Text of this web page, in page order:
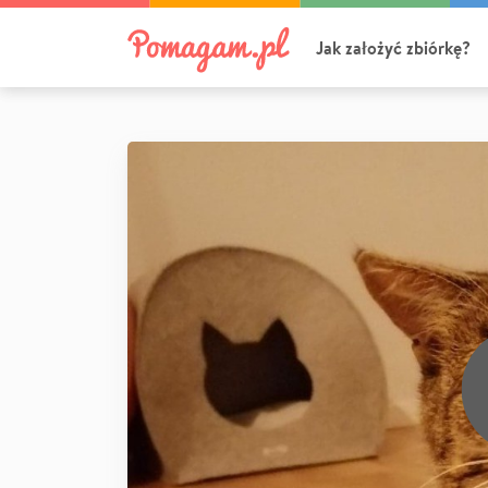
Jak założyć zbiórkę?